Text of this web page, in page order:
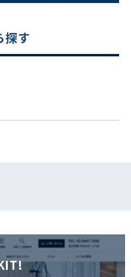
18:00
探す